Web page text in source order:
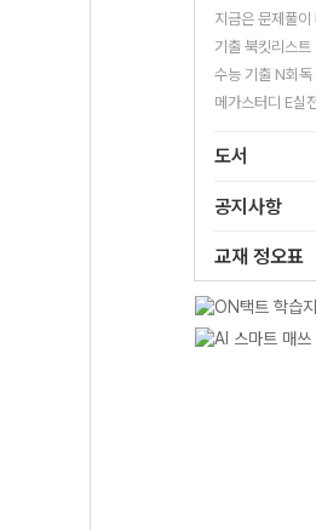
지금은 문제풀이
기출 북킷리스트
수능 기출 N회독
메가스터디 E실
도서
공지사항
교재 정오표